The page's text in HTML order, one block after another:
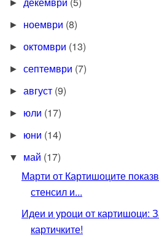
►
► ноември (8)
►октомври (13)
►септември (7)
►август (9)
► юли (17)
► юни (14)
▼ май (17)
Марти от Картишоците
стенсил и...
Идеи и уроци от картишоци:
картичките!